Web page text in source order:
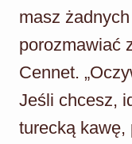
masz żadnych
porozmawiać
Cennet.
Jeśli chcesz,
turecką kawę,